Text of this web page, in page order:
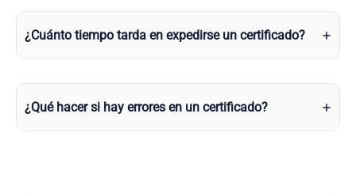
¿Cuánto tiempo tarda en expedirse un certificado?
¿Qué hacer si hay errores en un certificado?